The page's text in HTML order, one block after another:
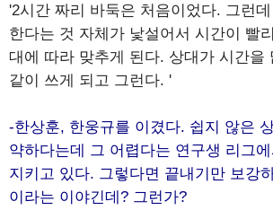
'2시간 짜리 바둑은 처음이었다. 그런
한다는 것 자체가 낯설어서 시간이 빨
대에 따라 맞추게 된다. 상대가 시간을
같이 쓰게 되고 그런다. '
-한상훈, 한웅규를 이겼다. 쉽지 않은
약하다는데 그 어렵다는 연구생 리그
지키고 있다. 그렇다면 끝내기만 보강
이라는 이야긴데? 그런가?